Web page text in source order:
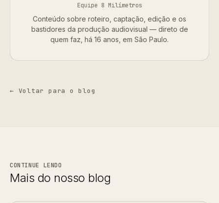
Equipe 8 Milímetros
Conteúdo sobre roteiro, captação, edição e os
bastidores da produção audiovisual — direto de
quem faz, há 16 anos, em São Paulo.
← Voltar para o blog
CONTINUE LENDO
Mais do nosso blog